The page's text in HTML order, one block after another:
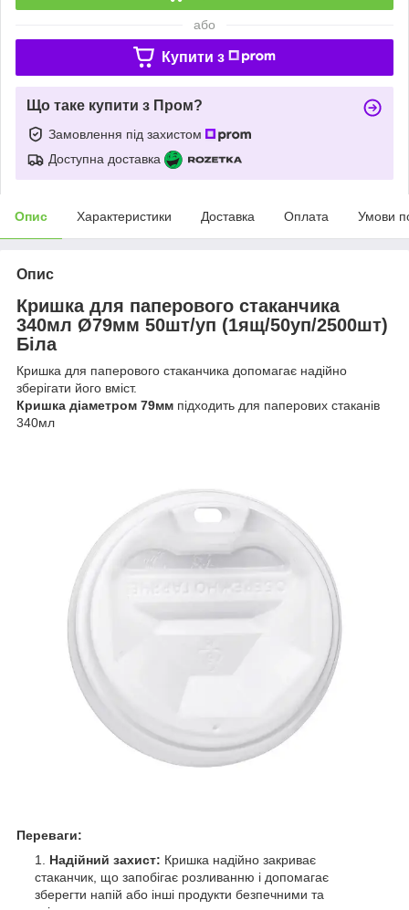
або
Купити з
Що таке купити з Пром?
Замовлення під захистом
Доступна доставка
Опис Характеристики Доставка Оплата Умови
Опис
Кришка для паперового стаканчика
340мл Ø79мм 50шт/уп (1ящ/50уп/2500шт)
Біла
Кришка для паперового стаканчика допомагає надійно
зберігати його вміст.
Кришка діаметром 79мм підходить для паперових стаканів
340мл
Переваги:
Надійний захист: Кришка надійно закриває
стаканчик, що запобігає розливанню і допомагає
зберегти напій або інші продукти безпечними та